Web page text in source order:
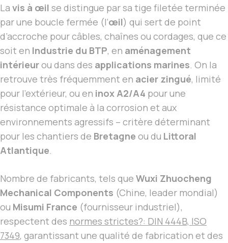
La vis à œil se distingue par sa tige filetée terminée
par une boucle fermée (l’œil) qui sert de point
d’accroche pour câbles, chaînes ou cordages, que ce
soit en Industrie du BTP, en aménagement
intérieurou dans des applications marines. On la
retrouve très fréquemment en acier zingué, limité
pour l’extérieur, ou en inox A2/A4 pour une
résistance optimale à la corrosion et aux
environnements agressifs – critère déterminant
pour les chantiers de Bretagne ou du Littoral
Atlantique.
Nombre de fabricants, tels que Wuxi Zhuocheng
Mechanical Components (Chine, leader mondial)
ou Misumi France (fournisseur industriel),
respectent des normes strictes?: DIN 444B, ISO
7349, garantissant une qualité de fabrication et des